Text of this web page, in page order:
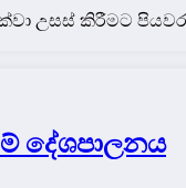
උසස් කිරීමට
දේශපාලනය